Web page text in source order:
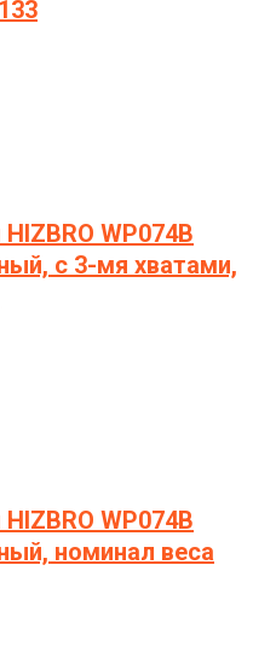
WP074B
с 3-мя хватами,
WP074B
номинал веса